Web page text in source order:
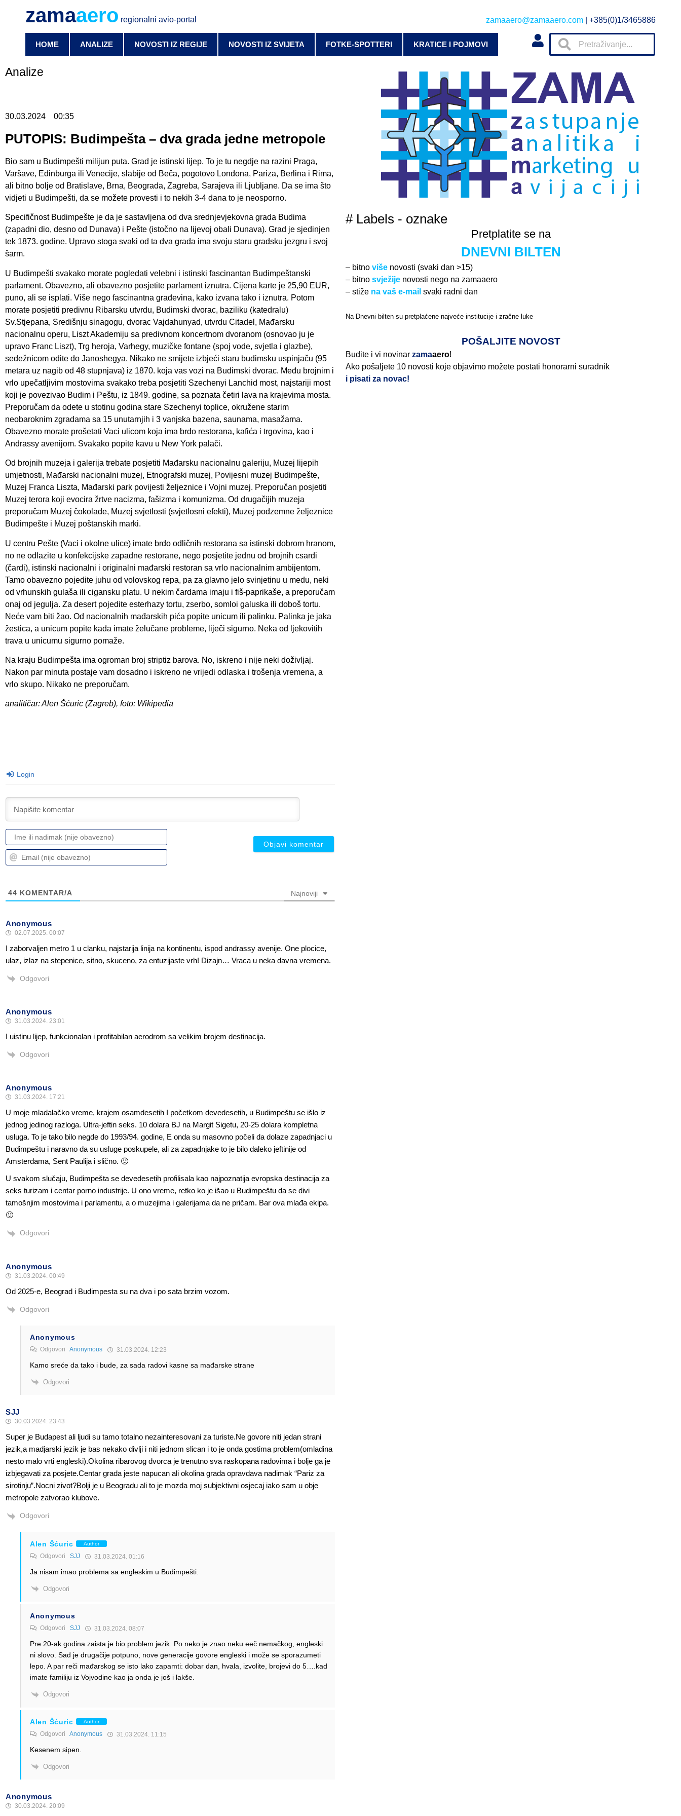
zamaaero regionalni avio-portal zamaaero@zamaaero.com | +385(0)1/3465886
HOME ANALIZE NOVOSTI IZ REGIJE NOVOSTI IZ SVIJETA FOTKE-SPOTTERI KRATICE I POJMOVI
Analize
30.03.2024 00:35
PUTOPIS: Budimpešta – dva grada jedne metropole
Bio sam u Budimpešti milijun puta. Grad je istinski lijep. To je tu negdje na razini Praga,
Varšave, Edinburga ili Venecije, slabije od Beča, pogotovo Londona, Pariza, Berlina i Rima,
ali bitno bolje od Bratislave, Brna, Beograda, Zagreba, Sarajeva ili Ljubljane. Da se ima što
vidjeti u Budimpešti, da se možete provesti i to nekih 3-4 dana to je neosporno.
Specifičnost Budimpešte je da je sastavljena od dva srednjevjekovna grada Budima
(zapadni dio, desno od Dunava) i Pešte (istočno na lijevoj obali Dunava). Grad je sjedinjen
tek 1873. godine. Upravo stoga svaki od ta dva grada ima svoju staru gradsku jezgru i svoj
šarm.
U Budimpešti svakako morate pogledati velebni i istinski fascinantan Budimpeštanski
parlament. Obavezno, ali obavezno posjetite parlament iznutra. Cijena karte je 25,90 EUR,
puno, ali se isplati. Više nego fascinantna građevina, kako izvana tako i iznutra. Potom
morate posjetiti predivnu Ribarsku utvrdu, Budimski dvorac, baziliku (katedralu)
Sv.Stjepana, Središnju sinagogu, dvorac Vajdahunyad, utvrdu Citadel, Mađarsku
nacionalnu operu, Liszt Akademiju sa predivnom koncertnom dvoranom (osnovao ju je
upravo Franc Liszt), Trg heroja, Varhegy, muzičke fontane (spoj vode, svjetla i glazbe),
sedežnicom odite do Janoshegya. Nikako ne smijete izbjeći staru budimsku uspinjaču (95
metara uz nagib od 48 stupnjava) iz 1870. koja vas vozi na Budimski dvorac. Među brojnim i
vrlo upečatljivim mostovima svakako treba posjetiti Szechenyi Lanchid most, najstariji most
koji je povezivao Budim i Peštu, iz 1849. godine, sa poznata četiri lava na krajevima mosta.
Preporučam da odete u stotinu godina stare Szechenyi toplice, okružene starim
neobaroknim zgradama sa 15 unutarnjih i 3 vanjska bazena, saunama, masažama.
Obavezno morate prošetati Vaci ulicom koja ima brdo restorana, kafića i trgovina, kao i
Andrassy avenijom. Svakako popite kavu u New York palači.
Od brojnih muzeja i galerija trebate posjetiti Mađarsku nacionalnu galeriju, Muzej lijepih
umjetnosti, Mađarski nacionalni muzej, Etnografski muzej, Povijesni muzej Budimpešte,
Muzej Franca Liszta, Mađarski park povijesti željeznice i Vojni muzej. Preporučan posjetiti
Muzej terora koji evocira žrtve nacizma, fašizma i komunizma. Od drugačijih muzeja
preporučam Muzej čokolade, Muzej svjetlosti (svjetlosni efekti), Muzej podzemne željeznice
Budimpešte i Muzej poštanskih marki.
U centru Pešte (Vaci i okolne ulice) imate brdo odličnih restorana sa istinski dobrom hranom,
no ne odlazite u konfekcijske zapadne restorane, nego posjetite jednu od brojnih csardi
(čardi), istinski nacionalni i originalni mađarski restoran sa vrlo nacionalnim ambijentom.
Tamo obavezno pojedite juhu od volovskog repa, pa za glavno jelo svinjetinu u medu, neki
od vrhunskih gulaša ili cigansku platu. U nekim čardama imaju i fiš-paprikaše, a preporučam
onaj od jegulja. Za desert pojedite esterhazy tortu, zserbo, somloi galuska ili doboš tortu.
Neće vam biti žao. Od nacionalnih mađarskih pića popite unicum ili palinku. Palinka je jaka
žestica, a unicum popite kada imate želučane probleme, liječi sigurno. Neka od ljekovitih
trava u unicumu sigurno pomaže.
Na kraju Budimpešta ima ogroman broj striptiz barova. No, iskreno i nije neki doživljaj.
Nakon par minuta postaje vam dosadno i iskreno ne vrijedi odlaska i trošenja vremena, a
vrlo skupo. Nikako ne preporučam.
analitičar: Alen Šćuric (Zagreb), foto: Wikipedia
Login
Ime
ili
nadimak
Email
(nije
44 KOMENTAR/A Najnoviji
Anonymous
02.07.2025. 00:07
I zaborvaljen metro 1 u clanku, najstarija linija na kontinentu, ispod andrassy avenije. One plocice,
ulaz, izlaz na stepenice, sitno, skuceno, za entuzijaste vrh! Dizajn… Vraca u neka davna vremena.
Odgovori
Anonymous
31.03.2024. 23:01
I uistinu lijep, funkcionalan i profitabilan aerodrom sa velikim brojem destinacija.
Odgovori
Anonymous
31.03.2024. 17:21
U moje mladalačko vreme, krajem osamdesetih I početkom devedesetih, u Budimpeštu se išlo iz
jednog jedinog razloga. Ultra-jeftin seks. 10 dolara BJ na Margit Sigetu, 20-25 dolara kompletna
usluga. To je tako bilo negde do 1993/94. godine, E onda su masovno počeli da dolaze zapadnjaci u
Budimpeštu i naravno da su usluge poskupele, ali za zapadnjake to je bilo daleko jeftinije od
Amsterdama, Sent Paulija i slično. 🙂
U svakom slučaju, Budimpešta se devedesetih profilisala kao najpoznatija evropska destinacija za
seks turizam i centar porno industrije. U ono vreme, retko ko je išao u Budimpeštu da se divi
tamošnjim mostovima i parlamentu, a o muzejima i galerijama da ne pričam. Bar ova mlađa ekipa.
🙂
Odgovori
Anonymous
31.03.2024. 00:49
Od 2025-e, Beograd i Budimpesta su na dva i po sata brzim vozom.
Odgovori
Anonymous
Odgovori Anonymous 31.03.2024. 12:23
Kamo sreće da tako i bude, za sada radovi kasne sa mađarske strane
Odgovori
SJJ
30.03.2024. 23:43
Super je Budapest ali ljudi su tamo totalno nezainteresovani za turiste.Ne govore niti jedan strani
jezik,a madjarski jezik je bas nekako divlji i niti jednom slican i to je onda gostima problem(omladina
nesto malo vrti engleski).Okolina ribarovog dvorca je trenutno sva raskopana radovima i bolje ga je
izbjegavati za posjete.Centar grada jeste napucan ali okolina grada opravdava nadimak “Pariz za
sirotinju”.Nocni zivot?Bolji je u Beogradu ali to je mozda moj subjektivni osjecaj iako sam u obje
metropole zatvorao klubove.
Odgovori
Alen Šćuric Author
Odgovori SJJ 31.03.2024. 01:16
Ja nisam imao problema sa engleskim u Budimpešti.
Odgovori
Anonymous
Odgovori SJJ 31.03.2024. 08:07
Pre 20-ak godina zaista je bio problem jezik. Po neko je znao neku eeč nemačkog, engleski
ni slovo. Sad je drugačije potpuno, nove generacije govore engleski i može se sporazumeti
lepo. A par reči mađarskog se isto lako zapamti: dobar dan, hvala, izvolite, brojevi do 5….kad
imate familiju iz Vojvodine kao ja onda je još i lakše.
Odgovori
Alen Šćuric Author
Odgovori Anonymous 31.03.2024. 11:15
Kesenem sipen.
Odgovori
Anonymous
30.03.2024. 20:09
# Labels - oznake
Pretplatite se na
DNEVNI BILTEN
– bitno više novosti (svaki dan >15)
– bitno svježije novosti nego na zamaaero
– stiže na vaš e-mail svaki radni dan
Na Dnevni bilten su pretplaćene najveće institucije i zračne luke
POŠALJITE NOVOST
Budite i vi novinar zamaaero!
Ako pošaljete 10 novosti koje objavimo možete postati honorarni suradnik
i pisati za novac!